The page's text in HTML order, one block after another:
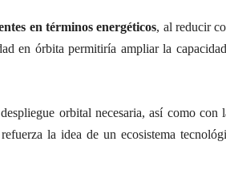
en términos energéticos, al reducir
en órbita permitiría ampliar la
orbital necesaria, así como
la idea de un ecosistema